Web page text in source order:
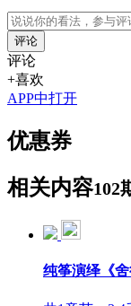
评论
评论
+喜欢
APP中打开
优惠券
相关内容102
纯筝演绎《